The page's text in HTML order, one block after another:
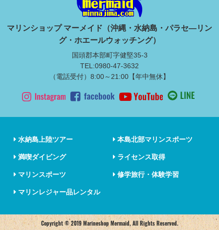
マリンショップ マーメイド（沖縄・水納島・パラセ―リン
グ・ホエールウォッチング）
国頭郡本部町字健堅35-3
TEL:0980-47-3632
（電話受付）8:00～21:00【年中無休】
水納島上陸ツアー 本島北部マリンスポーツ
満喫ダイビング ライセンス取得
マリンスポーツ 修学旅行・体験学習
マリンレジャー品レンタル
Copyright © 2019 Marineshop Mermaid, All Rights Reserved.